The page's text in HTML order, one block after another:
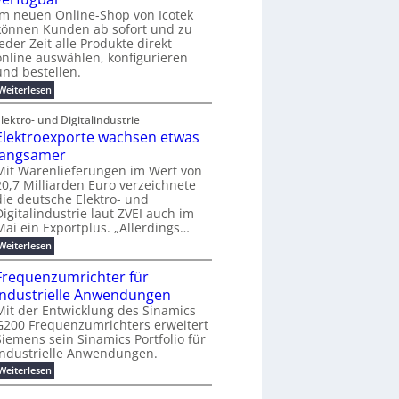
t
m
e
n
t
j
a
h
r
2
0
2
6
o
C
E
O
f
ü
r
S
t
r
m
e
b
i
s
2
5
A
n
e
t
f
ü
r
n
d
s
i
n
d
u
s
t
r
i
e
l
l
e
s
E
t
h
e
r
neuen Online-Shop von Icotek
Kunden ab sofort und zu
Zeit alle Produkte direkt
auswählen, konfigurieren
bestellen.
:
N
e
u
e
r
O
n
l
i
n
e
-
S
h
o
p
v
o
n
I
c
o
t
e
und Digitalindustrie
wachsen etwas
Warenlieferungen im Wert von
Milliarden Euro verzeichnete
deutsche Elektro- und
laut ZVEI auch im
ein Exportplus. „Allerdings…
:
E
e
k
t
r
o
e
x
p
o
für
Anwendungen
der Entwicklung des Sinamics
Frequenzumrichters erweitert
sein Sinamics Portfolio für
Anwendungen.
:
F